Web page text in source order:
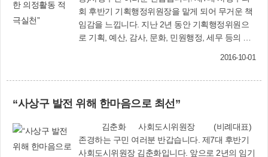
제정■ 사상구 지명위원회 조례 일부개정조례안상
위법령의 제명 변경에 따른 인용 법명 정비 및 상
위법령과 중복되는 위원의 위촉해제에 관한 사항
을 삭제하고 알기 쉽게 조문체계 정비■ 2016년도
공유재산 관리계획 변경계획안모라1동 복합주민
변경계획안에 대해 승인 사상구의회(☎310-
4092)
희망을 가슴깊이 새기고 성실한 봉사자의 자세로
구민의 소리를 대변하고 실현하는데 헌신할 것을
엄숙히 약속드립니다.
회 후반기 기획행정위원장을 맡게 되어 무거운 책
임감을 느낍니다. 지난 2년 동안 기획행정위원으
로 기획, 예산, 감사, 문화, 민원행정, 세무 등의 분
의 역할을 잘 해내겠습니다.또한 구민들의 생활과
들과 현장에서 만나 자주 소통하고 의견을 수렴하
여 지역현안이 원만하게 해결될 수 있도록 소통창
2016-10-01
“사상구 발전 위해 한마음으로 최선”
김춘화 사회도시위원장 (비례대표)
존경하는 구민 여러분 반갑습니다. 제7대 후반기
사회도시위원장 김춘화입니다. 앞으로 2년의 임기